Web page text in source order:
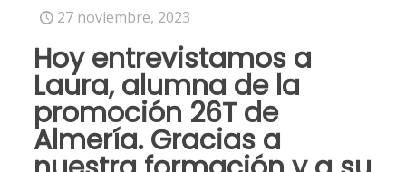
27 noviembre, 2023
Hoy entrevistamos a
Laura, alumna de la
promoción 26T de
Almería. Gracias a